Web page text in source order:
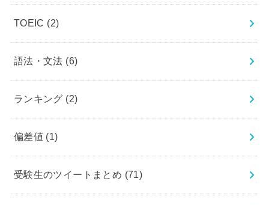
TOEIC (2)
語法・文法 (6)
ランキング (2)
偏差値 (1)
受験生のツイートまとめ (71)